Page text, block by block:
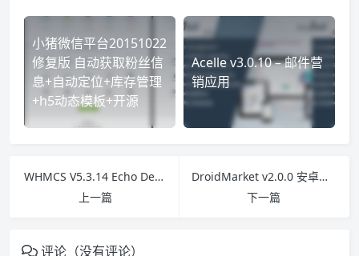
小猪微信平台20151022
修复版 自动获取粉丝信
息+自动定位+库存管理
+h5动态模板+开源
Acelle v3.0.10 – 邮件营
销应用
WHMCS V5.3.14 Echo Decoded 全解码破解版 无需Ioncube 实测可用
上一篇
DroidMarket v2.0.0 安卓市场源码 附带WEB后台管理 商业版安卓商城源码
下一篇
评论（没有评论）